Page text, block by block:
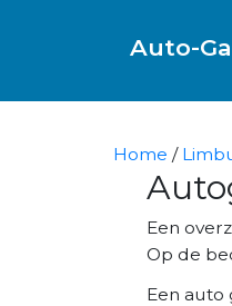
Auto-
Home /
Een
Op de
Een